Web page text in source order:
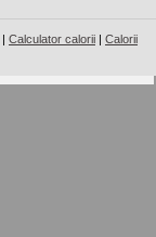
| Calculator calorii | Calorii